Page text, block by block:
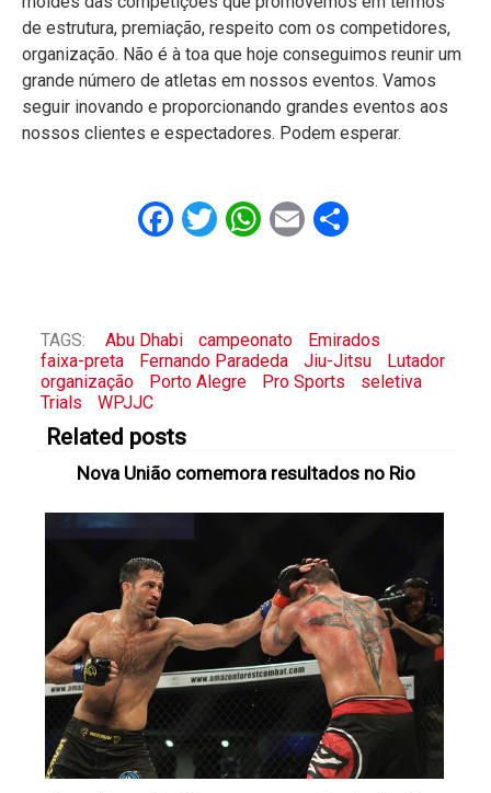
de estrutura, premiação, respeito com os competidores,
organização. Não é à toa que hoje conseguimos reunir um
grande número de atletas em nossos eventos. Vamos
seguir inovando e proporcionando grandes eventos aos
nossos clientes e espectadores. Podem esperar.
Facebook
Twitter
WhatsApp
EmailShare
TAGS: Abu Dhabi campeonato
Emirados
faixa-preta
Fernando Paradeda Jiu-Jitsu
Lutador
organização
Porto Alegre Pro Sports
seletiva
Trials
WPJJC
Related posts
Nova União comemora resultados no Rio